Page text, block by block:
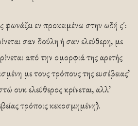
εν προκειμένω στην ωδή ς´:
σαν δούλη ή σαν ελεύθερη, με
από την ομορφιά της αρετής
με τους τρόπους της ευσέβειας᾽᾽
ουκ ελεύθερος κρίνεται, αλλ᾽
τρόποις κεκοσμημένη᾽᾽).